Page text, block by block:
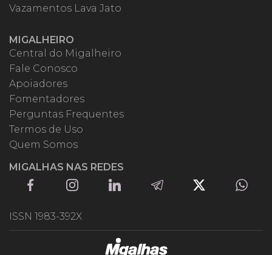
Vazamentos Lava Jato
MIGALHEIRO
Central do Migalheiro
Fale Conosco
Apoiadores
Fomentadores
Perguntas Frequentes
Termos de Uso
Quem Somos
MIGALHAS NAS REDES
ISSN 1983-392X